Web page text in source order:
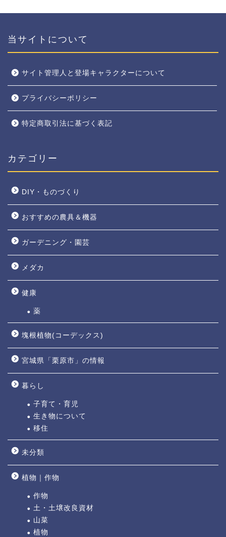
当サイトについて
サイト管理人と登場キャラクターについて
プライバシーポリシー
特定商取引法に基づく表記
カテゴリー
DIY・ものづくり
おすすめの農具＆機器
ガーデニング・園芸
メダカ
健康
薬
塊根植物(コーデックス)
宮城県「栗原市」の情報
暮らし
子育て・育児
生き物について
移住
未分類
植物｜作物
作物
土・土壌改良資材
山菜
植物